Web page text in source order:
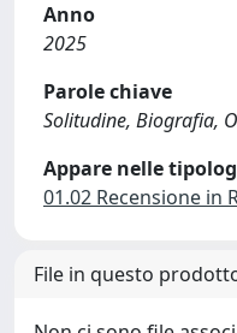
Anno
2025
Parole chiave
Solitudine, Biografia,
Appare nelle
01.02 Recensione in
File in questo